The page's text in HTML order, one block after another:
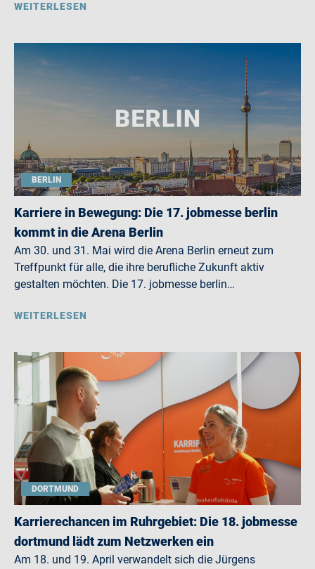
WEITERLESEN
BERLIN
Karriere in Bewegung: Die 17. jobmesse berlin
kommt in die Arena Berlin
Am 30. und 31. Mai wird die Arena Berlin erneut zum
Treffpunkt für alle, die ihre berufliche Zukunft aktiv
gestalten möchten. Die 17. jobmesse berlin…
WEITERLESEN
DORTMUND
Karrierechancen im Ruhrgebiet: Die 18. jobmesse
dortmund lädt zum Netzwerken ein
Am 18. und 19. April verwandelt sich die Jürgens